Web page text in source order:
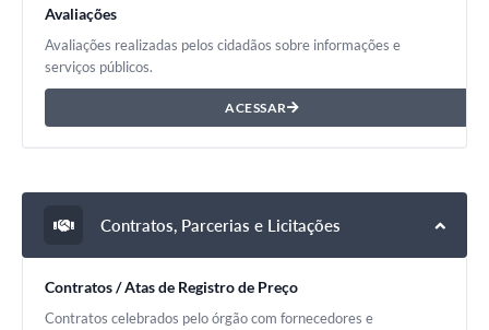
Avaliações
Avaliações realizadas pelos cidadãos sobre informações e
serviços públicos.
ACESSAR
Contratos, Parcerias e Licitações
Contratos / Atas de Registro de Preço
Contratos celebrados pelo órgão com fornecedores e